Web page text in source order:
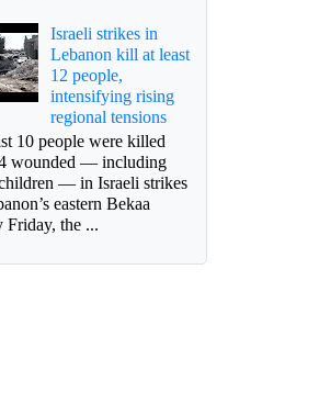
Israeli strikes in
Lebanon kill at least
12 people,
intensifying rising
regional tensions
10 people were killed
wounded — including
— in Israeli strikes
eastern Bekaa
Friday, the ...